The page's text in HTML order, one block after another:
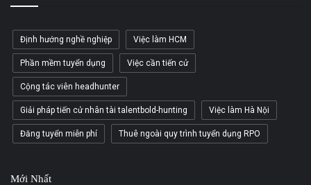
Định hướng nghề nghiệp Việc làm HCM
Phần mềm tuyển dụng Việc cần tiến cử
Cộng tác viên headhunter
Giải pháp tiến cử nhân tài talentbold-hunting Việc làm Hà Nội
Đăng tuyển miễn phí Thuê ngoài quy trình tuyển dụng RPO
Mới Nhất